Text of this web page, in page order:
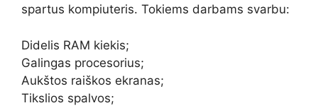
spartus kompiuteris. Tokiems darbams svarbu:
Didelis RAM kiekis;
Galingas procesorius;
Aukštos raiškos ekranas;
Tikslios spalvos;